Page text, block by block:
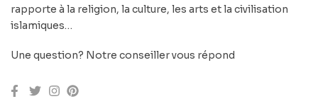
rapporte à la religion, la culture, les arts et la civilisation
islamiques…
Une question? Notre conseiller vous répond